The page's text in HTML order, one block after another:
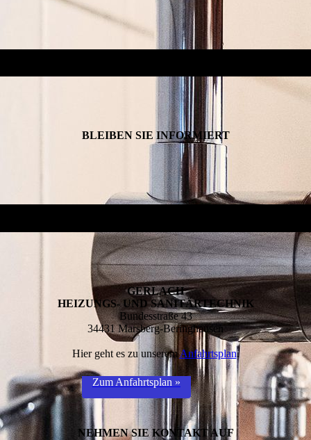
BLEIBEN SIE INFORMIERT
GERLACH
HEIZUNGS- UND SANITÄRTECHNIK
Bundesstraße 43
34431 Marsberg-Beringhausen
Hier geht es zu unseremAnfahrtsplan.
Zum Anfahrtsplan »
NEHMEN SIE KONTAKT AUF